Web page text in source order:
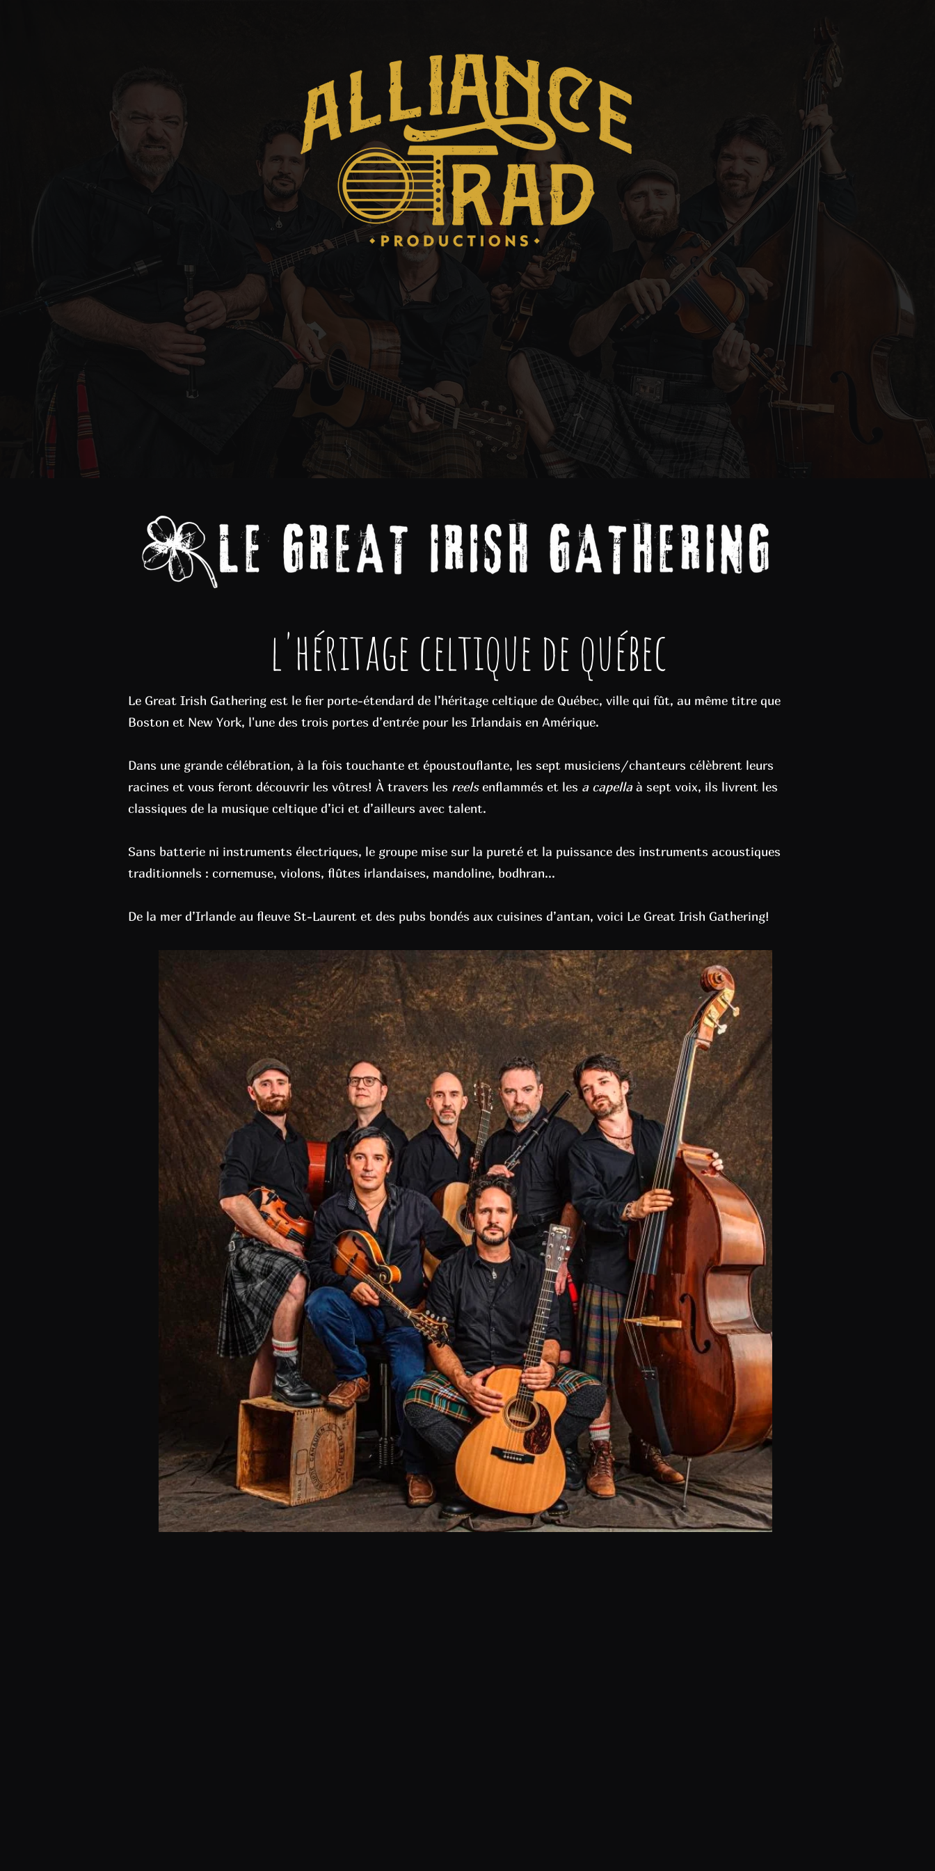
À propos Nos Artistes Contact
l'héritage celtique de québec
Le Great Irish Gathering est le fier porte-étendard de l’héritage celtique de Québec, ville qui fût, au même titre que
Boston et New York, l'une des trois portes d’entrée pour les Irlandais en Amérique.
Dans une grande célébration, à la fois touchante et époustouflante, les sept musiciens/chanteurs célèbrent leurs
racines et vous feront découvrir les vôtres! À travers les reels enflammés et les a capellaà sept voix, ils livrent les
classiques de la musique celtique d’ici et d’ailleurs avec talent.
Sans batterie ni instruments électriques, le groupe mise sur la pureté et la puissance des instruments acoustiques
traditionnels : cornemuse, violons, flûtes irlandaises, mandoline, bodhran...
De la mer d’Irlande au fleuve St-Laurent et des pubs bondés aux cuisines d’antan, voici Le Great Irish Gathering!